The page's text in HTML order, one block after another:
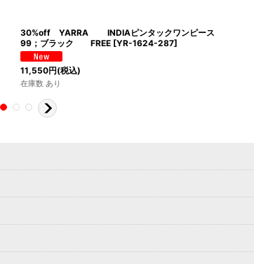
30%off YARRA INDIAピンタックワンピース
99；ブラック FREE [YR-1624-287]
11,550円(税込)
在庫数 あり